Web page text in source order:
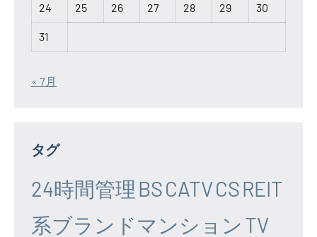
24 25 26 27 28 29 30
31
« 7月
タグ
24時間管理 BSCATVCSREIT
系ブランドマンション TV